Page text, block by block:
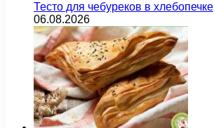
Тесто для чебуреков в хлебопечке
06.08.2026